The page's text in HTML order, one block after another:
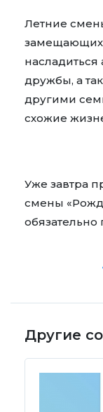
Летние
замещающих
дружбы, а
другими
схожие
Уже завтра
смены
Другие